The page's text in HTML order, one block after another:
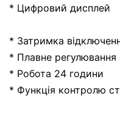
* Цифровий дисплей
* Затримка
* Плавне регулювання
* Робота 24 години
* Функція контролю